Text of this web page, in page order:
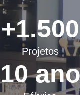
Projetos
+1.500
10